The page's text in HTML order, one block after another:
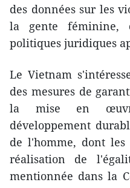
des données sur les
la gente féminine,
politiques juridiques
Le Vietnam
des mesures de
la mise en
développement
de l'homme, dont
réalisation de
mentionnée dans la